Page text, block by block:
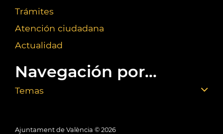
Trámites
Atención ciudadana
Actualidad
Navegación por...
Temas
Ajuntament de València © 2026